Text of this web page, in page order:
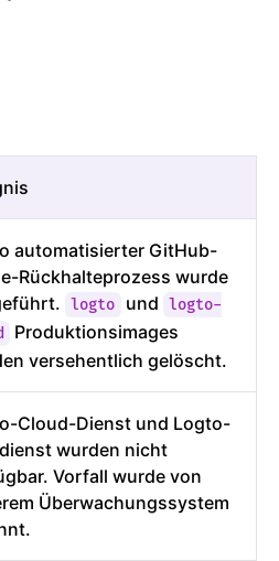
automatisierter GitHub-
Rückhalteprozess wurde
logto und
logto-
Produktionsimages
versehentlich gelöscht.
Cloud-Dienst und Logto-
wurden nicht
Vorfall wurde von
Überwachungssystem